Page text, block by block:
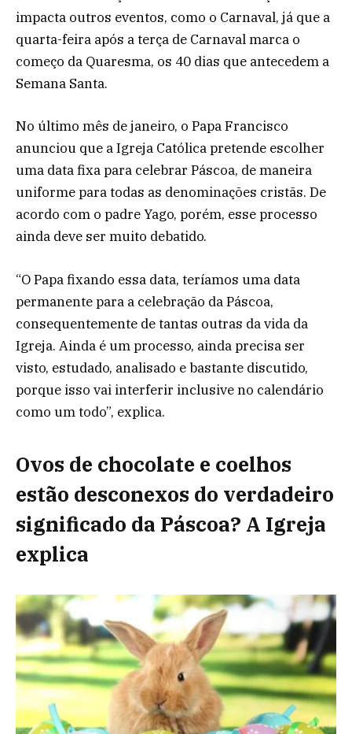
impacta outros eventos, como o Carnaval, já que a
quarta-feira após a terça de Carnaval marca o
começo da Quaresma, os 40 dias que antecedem a
Semana Santa.
No último mês de janeiro, o Papa Francisco
anunciou que a Igreja Católica pretende escolher
uma data fixa para celebrar Páscoa, de maneira
uniforme para todas as denominações cristãs. De
acordo com o padre Yago, porém, esse processo
ainda deve ser muito debatido.
“O Papa fixando essa data, teríamos uma data
permanente para a celebração da Páscoa,
consequentemente de tantas outras da vida da
Igreja. Ainda é um processo, ainda precisa ser
visto, estudado, analisado e bastante discutido,
porque isso vai interferir inclusive no calendário
como um todo”, explica.
Ovos de chocolate e coelhos
estão desconexos do verdadeiro
significado da Páscoa? A Igreja
explica